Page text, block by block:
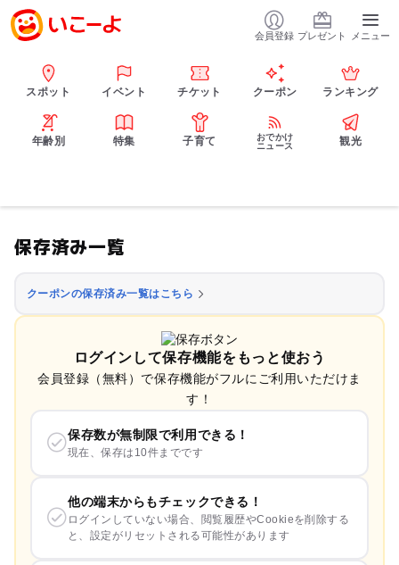
会員登録 プレゼント メニュー
スポット イベント チケット クーポン ランキング
年齢別 特集 子育て
おでかけ
ニュース
観光
保存済み一覧
クーポンの保存済み一覧はこちら
ログインして保存機能をもっと使おう
会員登録（無料）で保存機能がフルにご利用いただけま
す！
保存数が無制限で利用できる！
現在、保存は10件までです
他の端末からもチェックできる！
ログインしていない場合、閲覧履歴やCookieを削除する
と、設定がリセットされる可能性があります